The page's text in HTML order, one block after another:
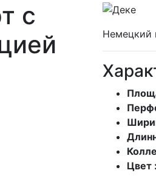
с
Немецкий
Цвет :